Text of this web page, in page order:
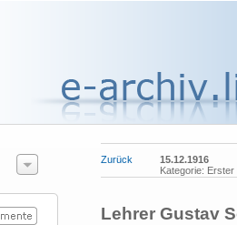
Zurück
15.12.1916
Kategorie: Erster
Lehrer Gustav